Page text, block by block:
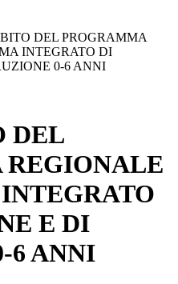
DEL PROGRAMMA
INTEGRATO DI
0-6 ANNI
DEL
E DI
6 ANNI